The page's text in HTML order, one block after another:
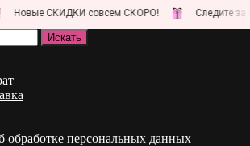
СКИДКИ совсем СКОРО! Следите за
обработке персональных данных